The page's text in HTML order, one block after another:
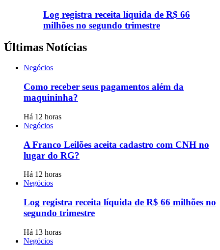
Log registra receita líquida de R$ 66
milhões no segundo trimestre
Últimas Notícias
Negócios
Como receber seus pagamentos além da
maquininha?
Há 12 horas
Negócios
A Franco Leilões aceita cadastro com CNH no
lugar do RG?
Há 12 horas
Negócios
Log registra receita líquida de R$ 66 milhões no
segundo trimestre
Há 13 horas
Negócios